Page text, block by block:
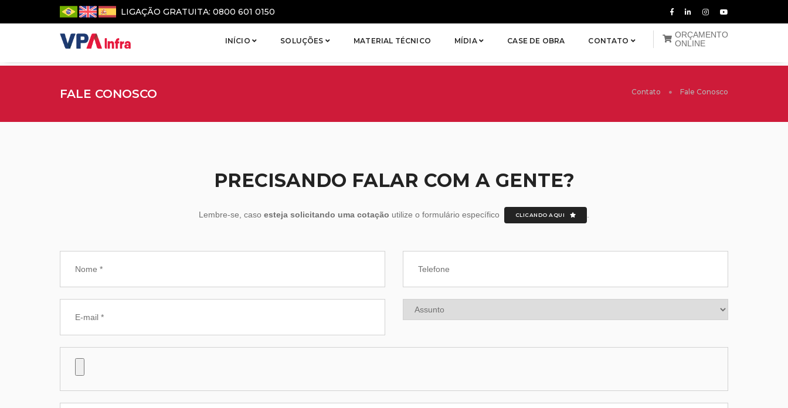
LIGAÇÃO GRATUITA: 0800 601 0150
INÍCIO SOLUÇÕES MATERIAL TÉCNICO MÍDIA CASE DE OBRA CONTATO
ORÇAMENTO
ONLINE
FALE CONOSCO Contato Fale Conosco
PRECISANDO FALAR COM A GENTE?
Lembre-se, caso esteja solicitando uma cotação utilize o formulário específico CLICANDO AQUI